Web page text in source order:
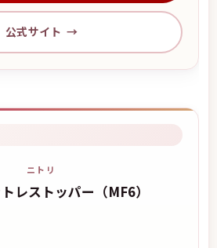
公式サイト
ニトリ
レストッパー（MF6）